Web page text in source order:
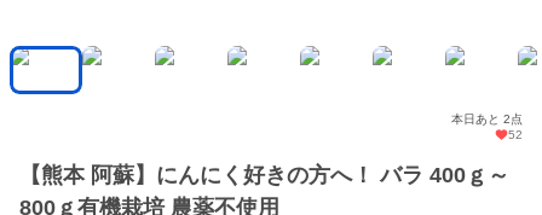
本日あと 2点
52
【熊本 阿蘇】にんにく好きの方へ！ バラ 400ｇ～
800ｇ有機栽培 農薬不使用